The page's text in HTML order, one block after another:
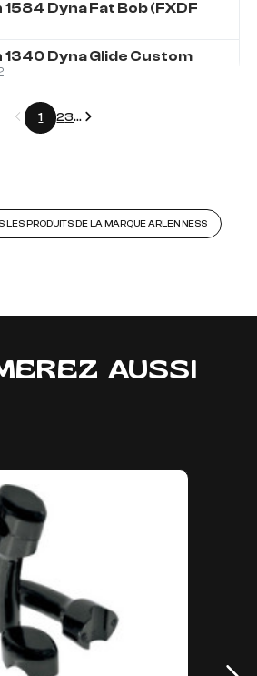
1584 Dyna Fat Bob (FXDF
1340 Dyna Glide Custom
Précédent
1 23... Suivant
LES PRODUITS DE LA MARQUE ARLEN NESS
AUSSI